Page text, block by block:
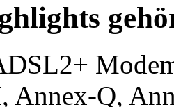
Annex-Q,